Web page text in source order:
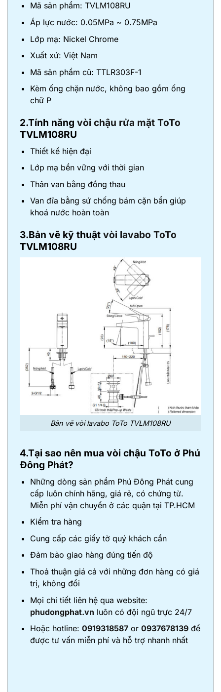
Mã sản phẩm: TVLM108RU
Áp lực nước: 0.05MPa ~ 0.75MPa
Lớp mạ: Nickel Chrome
Xuất xứ: Việt Nam
Mã sản phẩm cũ: TTLR303F-1
Kèm ống chặn nước, không bao gồm ống
chữ P
2.Tính năng vòi chậu rửa mặt ToTo
TVLM108RU
Thiết kế hiện đại
Lớp mạ bền vững với thời gian
Thân van bằng đồng thau
Van đĩa bằng sứ chống bám cặn bẩn giúp
khoá nước hoàn toàn
3.Bản vẽ kỹ thuật vòi lavabo ToTo
TVLM108RU
Bản vẽ vòi lavabo ToTo TVLM108RU
4.Tại sao nên mua vòi chậu ToTo ở Phú
Đông Phát?
Những dòng sản phẩm Phú Đông Phát cung
cấp luôn chính hãng, giá rẻ, có chứng từ.
Miễn phí vận chuyển ở các quận tại TP.HCM
Kiểm tra hàng
Cung cấp các giấy tờ quý khách cần
Đảm bảo giao hàng đúng tiến độ
Thoả thuận giá cả với những đơn hàng có giá
trị, không đổi
Mọi chi tiết liên hệ qua website:
phudongphat.vn luôn có đội ngũ trực 24/7
Hoặc hotline: 0919318587 or 0937678139 để
được tư vấn miễn phí và hỗ trợ nhanh nhất